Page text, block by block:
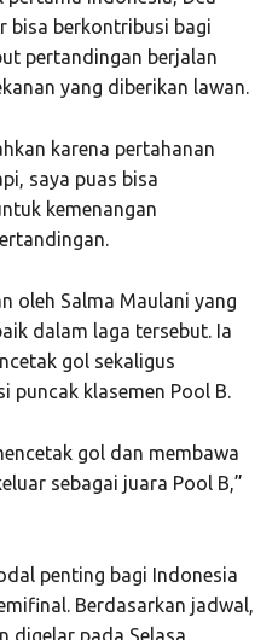
bisa berkontribusi bagi
pertandingan berjalan
yang diberikan lawan.
karena pertahanan
saya puas bisa
kemenangan
oleh Salma Maulani yang
dalam laga tersebut. Ia
gol sekaligus
puncak klasemen Pool B.
gol dan membawa
sebagai juara Pool B,”
penting bagi Indonesia
Berdasarkan jadwal,